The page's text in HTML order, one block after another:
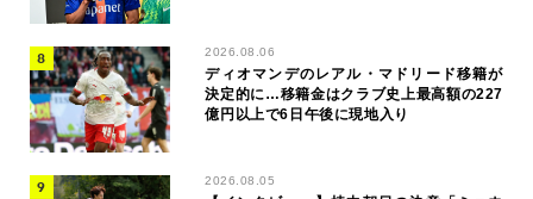
2026.08.06
ディオマンデのレアル・マドリード移籍が
決定的に…移籍金はクラブ史上最高額の227
億円以上で6日午後に現地入り
2026.08.05